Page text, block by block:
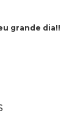
grande dia!!